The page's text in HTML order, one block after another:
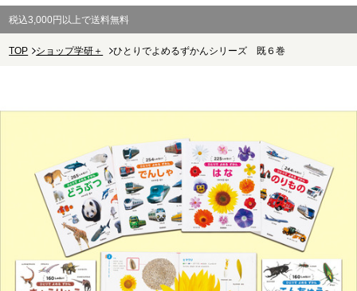
税込3,000円以上で送料無料
TOP ショップ学研＋ ひとりでよめるずかんシリーズ 既６巻